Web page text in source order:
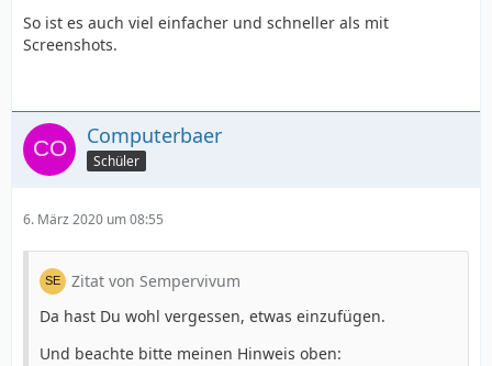
So ist es auch viel einfacher und schneller als mit
Screenshots.
Computerbaer
Schüler
6. März 2020 um 08:55
Zitat von Sempervivum
Da hast Du wohl vergessen, etwas einzufügen.
Und beachte bitte meinen Hinweis oben: